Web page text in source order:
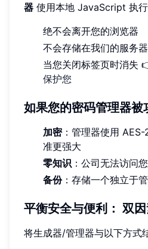
器 使用本地 JavaScript 执行
绝不会离开您的浏览器
不会存储在我们的服务
当您关闭标签页时消失
保护您
如果您的密码管理器被
加密：管理器使用
准更强大
零知识 ：公司无法访问
备份：存储一个独立于
平衡安全与便利： 双
将生成器/管理器与以下方式